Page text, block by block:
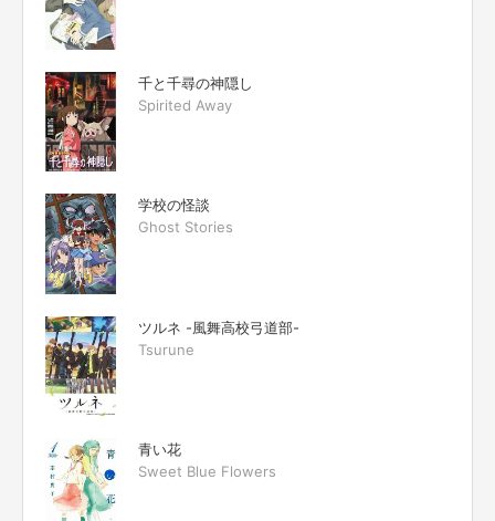
千と千尋の神隠し
Spirited Away
学校の怪談
Ghost Stories
ツルネ -風舞高校弓道部-
Tsurune
青い花
Sweet Blue Flowers